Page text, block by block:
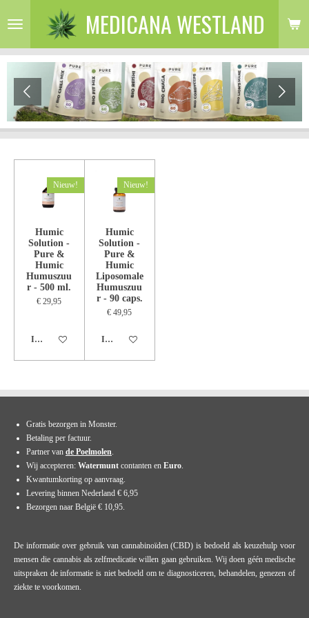
direct
de
MEDICANA WESTLAND
Nieuw!
Humic
Solution -
Pure &
Humic
Humuszuu
r - 500 ml.
€ 29,95
In winkelwagen
Nieuw!
Humic
Solution -
Pure &
Humic
Liposomale
Humuszuu
r - 90 caps.
€ 49,95
In winkelwagen
Gratis bezorgen in Monster.
Betaling per factuur.
Partner van de Poelmolen.
Wij accepteren: Watermunt contanten en Euro.
Kwantumkorting op aanvraag.
Levering binnen Nederland € 6,95
Bezorgen naar België € 10,95.
De informatie over gebruik van cannabinoïden (CBD) is bedoeld als keuzehulp voor
mensen die cannabis als zelfmedicatie willen gaan gebruiken. Wij doen géén medische
uitspraken de informatie is niet bedoeld om te diagnosticeren, behandelen, genezen of
ziekte te voorkomen.